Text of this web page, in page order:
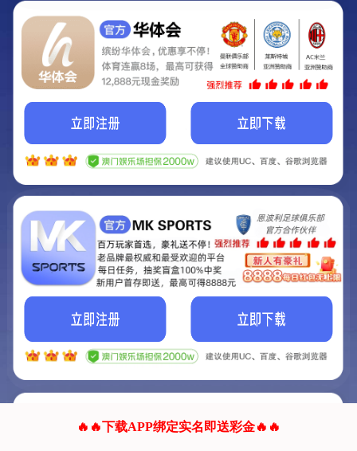
Hey Guys!
我们即将上线啦...
我们的网站正在建设.
它将是非常棒的网站.
联系我们!